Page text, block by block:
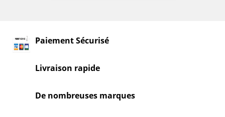
Paiement Sécurisé
Livraison rapide
De nombreuses marques